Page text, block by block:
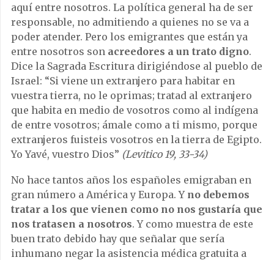
aquí entre nosotros. La política general ha de ser
responsable, no admitiendo a quienes no se va a
poder atender. Pero los emigrantes que están ya
entre nosotros son acreedores a un trato digno.
Dice la Sagrada Escritura dirigiéndose al pueblo de
Israel: “Si viene un extranjero para habitar en
vuestra tierra, no le oprimas; tratad al extranjero
que habita en medio de vosotros como al indígena
de entre vosotros; ámale como a ti mismo, porque
extranjeros fuisteis vosotros en la tierra de Egipto.
Yo Yavé, vuestro Dios” (Levitico 19, 33-34)
No hace tantos años los españoles emigraban en
gran número a América y Europa. Y no debemos
tratar a los que vienen como no nos gustaría que
nos tratasen a nosotros. Y como muestra de este
buen trato debido hay que señalar que sería
inhumano negar la asistencia médica gratuita a